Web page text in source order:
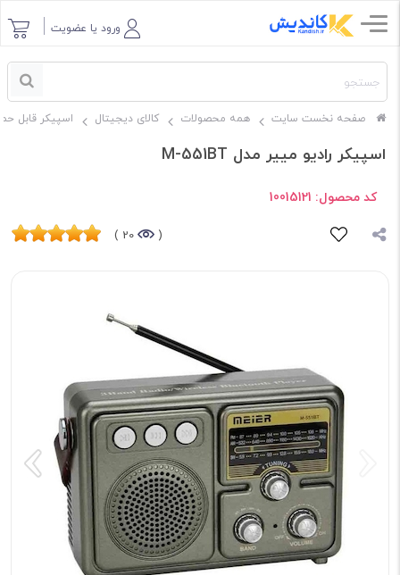
ورود یا عضویت
صفحه نخست سایت همه محصولات کالای دیجیتال اسپیکر قابل
اسپیکر رادیو مییر مدل M-551BT
کد محصول: 10015121
(
20 )